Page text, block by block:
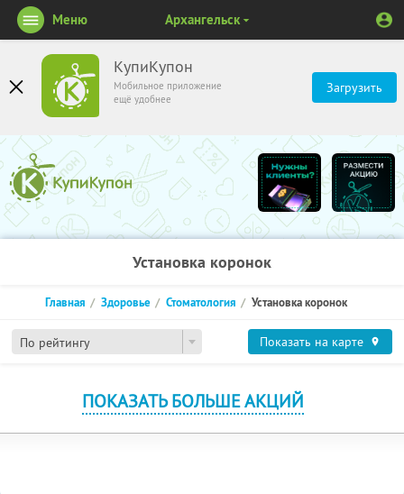
КупиКупон
Мобильное приложение
ещё удобнее
Загрузить
Меню Архангельск
Установка коронок
По рейтингу
Главная Здоровье Стоматология Установка коронок
Показать на карте
ПОКАЗАТЬ БОЛЬШЕ АКЦИЙ